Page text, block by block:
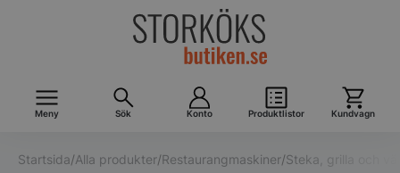
Meny Sök Konto Produktlistor Kundvagn
Startsida/Alla produkter/Restaurangmaskiner/Steka, grilla och